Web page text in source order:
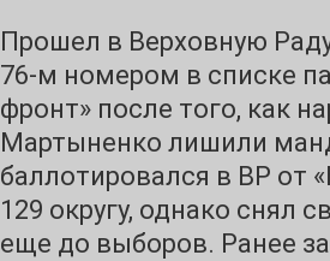
Прошел в Верховную
76-м номером в списке
фронт» после того, как
Мартыненко лишили
баллотировался в ВР от
129 округу, однако снял
еще до выборов. Ранее